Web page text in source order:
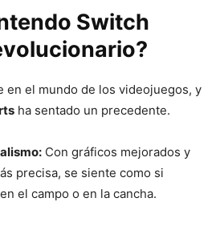
Switch
en el mundo de los videojuegos, y
ha sentado un precedente.
Con gráficos mejorados y
precisa, se siente como si
el campo o en la cancha.